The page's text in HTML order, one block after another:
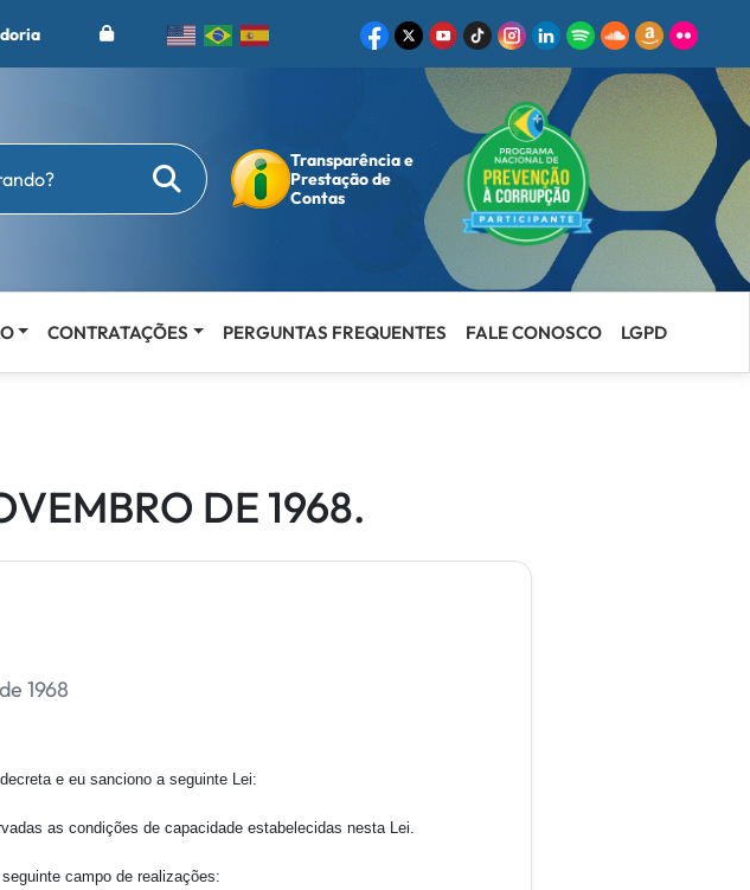
Buscar
Transparência e
Prestação de
Contas
CONTRATAÇÕES PERGUNTAS FREQUENTES FALE CONOSCO LGPD
DE 1968.
1968
e eu sanciono a seguinte Lei:
as condições de capacidade estabelecidas nesta Lei.
campo de realizações: